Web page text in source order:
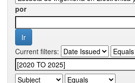
por
Current filters: